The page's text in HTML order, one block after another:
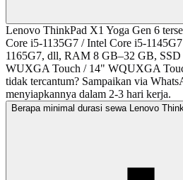
Lenovo ThinkPad X1 Yoga Gen 6
Core i5-1135G7 / Intel Core i5-
1165G7, dll, RAM 8 GB–32 GB,
WUXGA Touch / 14" WQUXGA
tidak tercantum? Sampaikan via
menyiapkannya dalam 2-3 hari kerja.
Berapa minimal durasi sewa Lenovo